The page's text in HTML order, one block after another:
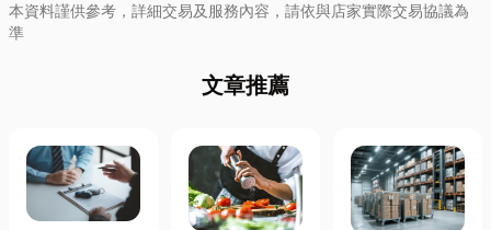
本資料謹供參考，詳細交易及服務內容，請依與店家實際交易協議為
準
文章推薦